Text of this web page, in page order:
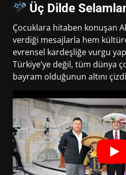
Üç Dilde
Çocuklara hitaben konuşan
verdiği mesajlarla hem
evrensel kardeşliğe vurgu
Türkiye’ye değil, tüm dünya
bayram olduğunun altını